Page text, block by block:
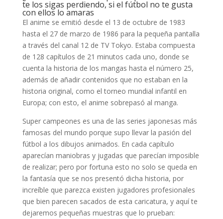
te los sigas perdiendo, si el fútbol no te gusta
con ellos lo amaras
El anime se emitió desde el 13 de octubre de 1983
hasta el 27 de marzo de 1986 para la pequeña pantalla
a través del canal 12 de TV Tokyo. Estaba compuesta
de 128 capítulos de 21 minutos cada uno, donde se
cuenta la historia de los mangas hasta el número 25,
además de añadir contenidos que no estaban en la
historia original, como el torneo mundial infantil en
Europa; con esto, el anime sobrepasó al manga.
Super campeones es una de las series japonesas más
famosas del mundo porque supo llevar la pasión del
fútbol a los dibujos animados. En cada capítulo
aparecían maniobras y jugadas que parecían imposible
de realizar; pero por fortuna esto no solo se queda en
la fantasía que se nos presentó dicha historia, por
increíble que parezca existen jugadores profesionales
que bien parecen sacados de esta caricatura, y aquí te
dejaremos pequeñas muestras que lo prueban: